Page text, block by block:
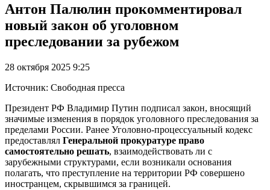
Антон Палюлин прокомментировал
новый закон об уголовном
преследовании за рубежом
28 октября 2025 9:25
Источник: Свободная пресса
Президент РФ Владимир Путин подписал закон, вносящий
значимые изменения в порядок уголовного преследования за
пределами России. Ранее Уголовно-процессуальный кодекс
предоставлял Генеральной прокуратуре право
самостоятельно решать, взаимодействовать ли с
зарубежными структурами, если возникали основания
полагать, что преступление на территории РФ совершено
иностранцем, скрывшимся за границей.